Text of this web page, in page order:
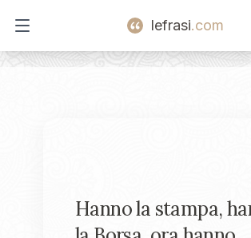
Open main menu
lefrasi.com
Hanno la stampa,